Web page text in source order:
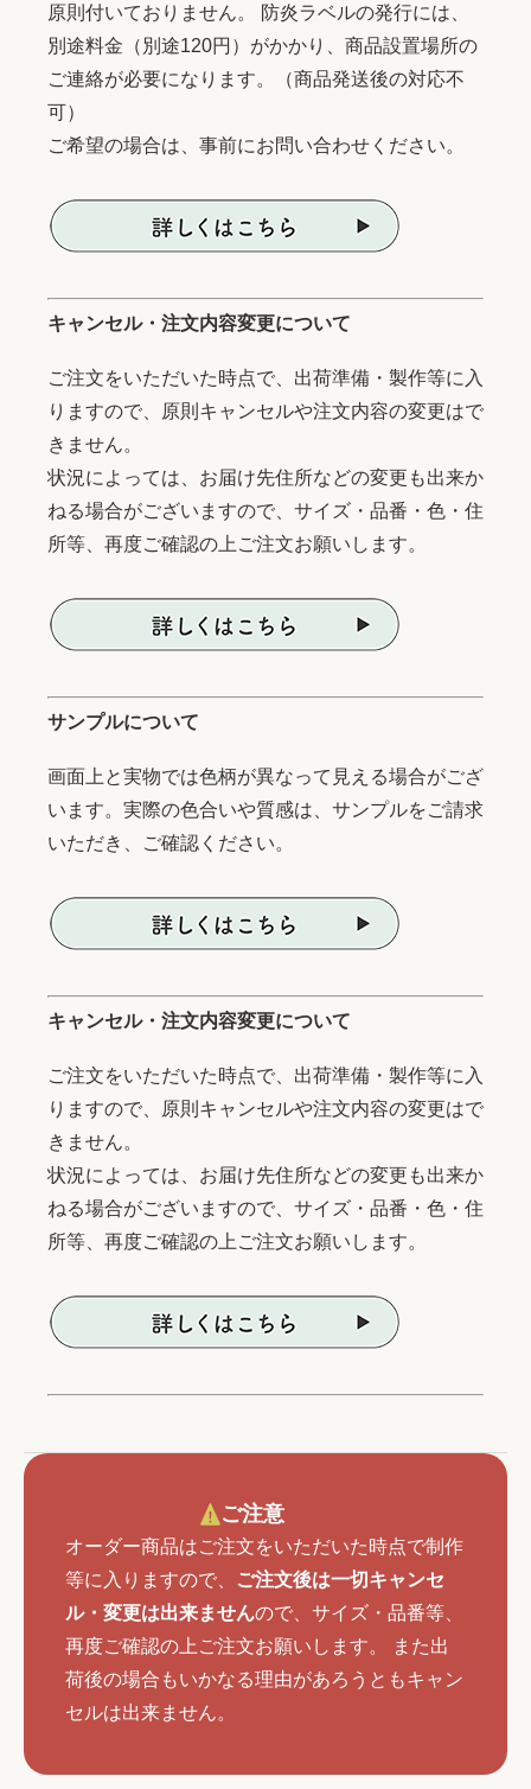
原則付いておりません。 防炎ラベルの発行には、
別途料金（別途120円）がかかり、商品設置場所の
ご連絡が必要になります。（商品発送後の対応不
可）
ご希望の場合は、事前にお問い合わせください。
キャンセル・注文内容変更について
ご注文をいただいた時点で、出荷準備・製作等に入
りますので、原則キャンセルや注文内容の変更はで
きません。
状況によっては、お届け先住所などの変更も出来か
ねる場合がございますので、サイズ・品番・色・住
所等、再度ご確認の上ご注文お願いします。
サンプルについて
画面上と実物では色柄が異なって見える場合がござ
います。実際の色合いや質感は、サンプルをご請求
いただき、ご確認ください。
キャンセル・注文内容変更について
ご注文をいただいた時点で、出荷準備・製作等に入
りますので、原則キャンセルや注文内容の変更はで
きません。
状況によっては、お届け先住所などの変更も出来か
ねる場合がございますので、サイズ・品番・色・住
所等、再度ご確認の上ご注文お願いします。
ご注意
オーダー商品はご注文をいただいた時点で制作
等に入りますので、
ご注文後は一切キャンセ
ル・変更は出来ませんので、サイズ・品番等、
再度ご確認の上ご注文お願いします。 また出
荷後の場合もいかなる理由があろうともキャン
セルは出来ません。